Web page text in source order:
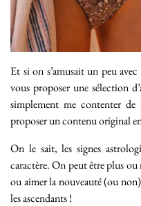
Et si on s’amusait un peu
vous proposer une sélection
simplement me contenter
proposer un contenu original
On le sait, les signes
caractère. On peut être plus
ou aimer la nouveauté (ou
les ascendants !